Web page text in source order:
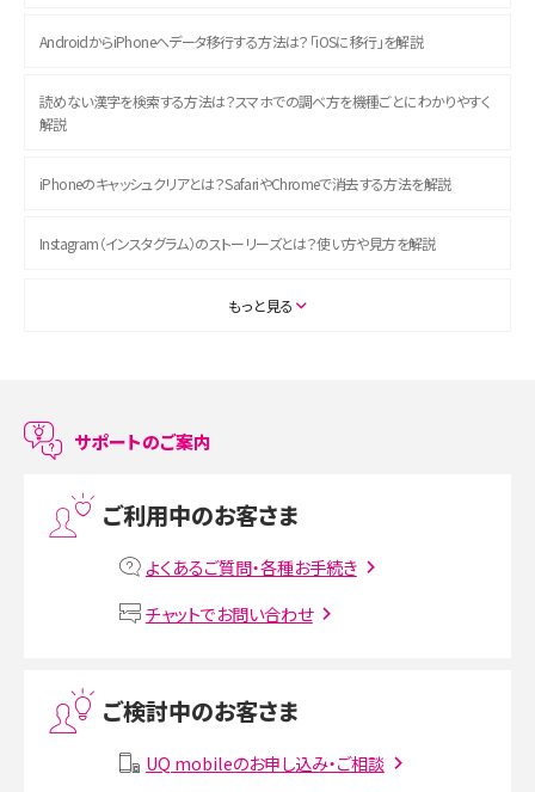
AndroidからiPhoneへデータ移行する方法は？「iOSに移行」を解説
読めない漢字を検索する方法は？スマホでの調べ方を機種ごとにわかりやすく
解説
iPhoneのキャッシュクリアとは？SafariやChromeで消去する方法を解説
Instagram（インスタグラム）のストーリーズとは？使い方や見方を解説
ASMRとは？初心者向けの代表ジャンルや楽しみ方を解説
LINEで友だちを削除する方法は？方法ごとの影響や復活・復元する方法も解説
MNOとは？MVNOやMVNEとの違いやメリット・デメリットを解説
VPN接続とは？仕組みや必要性、メリット・デメリット、接続方法を解説
Instagram（インスタグラム）でスクショするとバレる？バレるケースや撮り方も解
もっと見る
サポートのご案内
ご利用中のお客さま
よくあるご質問・各種お手続き
チャットでお問い合わせ
ご検討中のお客さま
UQ mobileのお申し込み・ご相談